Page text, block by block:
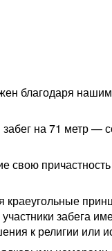
благодаря
на 71 метр —
свою
краеугольные
забега
к религии или